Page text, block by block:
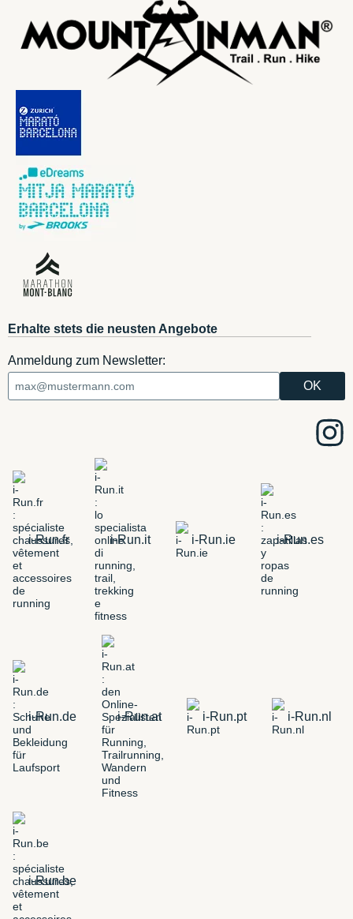
Erhalte stets die neusten Angebote
Anmeldung zum Newsletter:
i-Run.fr i-Run.it i-Run.ie i-Run.es
i-Run.de i-Run.at i-Run.pt i-Run.nl
i-Run.be